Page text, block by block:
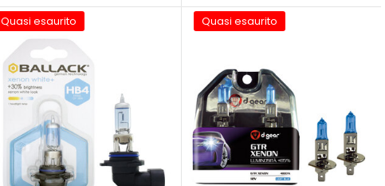
Quasi esaurito Quasi esaurito